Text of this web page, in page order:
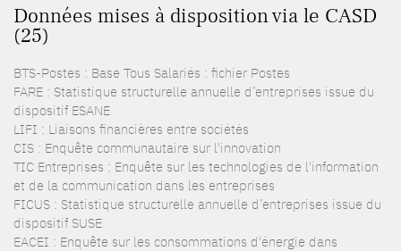
Données mises à disposition via le CASD
(25)
BTS-Postes : Base Tous Salariés : fichier Postes
FARE : Statistique structurelle annuelle d’entreprises issue du
dispositif ESANE
LIFI : Liaisons financières entre sociétés
CIS : Enquête communautaire sur l'innovation
TIC Entreprises : Enquête sur les technologies de l'information
et de la communication dans les entreprises
FICUS : Statistique structurelle annuelle d’entreprises issue du
dispositif SUSE
EACEI : Enquête sur les consommations d'énergie dans